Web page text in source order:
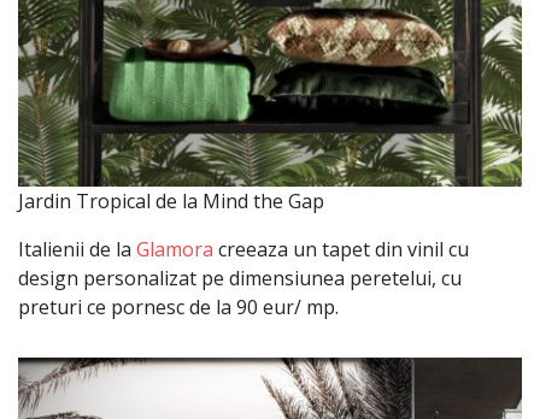
Jardin Tropical de la Mind the Gap
Italienii de la Glamora creeaza un tapet din vinil cu
design personalizat pe dimensiunea peretelui, cu
preturi ce pornesc de la 90 eur/ mp.